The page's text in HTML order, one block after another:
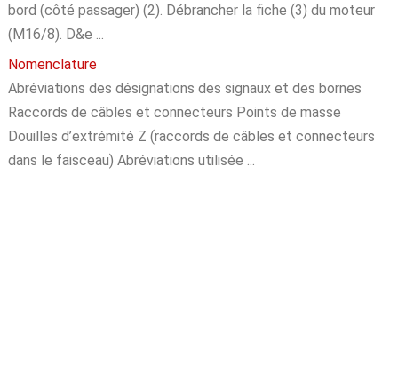
bord (côté passager) (2). Débrancher la fiche (3) du moteur
(M16/8). D&e ...
Nomenclature
Abréviations des désignations des signaux et des bornes
Raccords de câbles et connecteurs Points de masse
Douilles d’extrémité Z (raccords de câbles et connecteurs
dans le faisceau) Abréviations utilisée ...